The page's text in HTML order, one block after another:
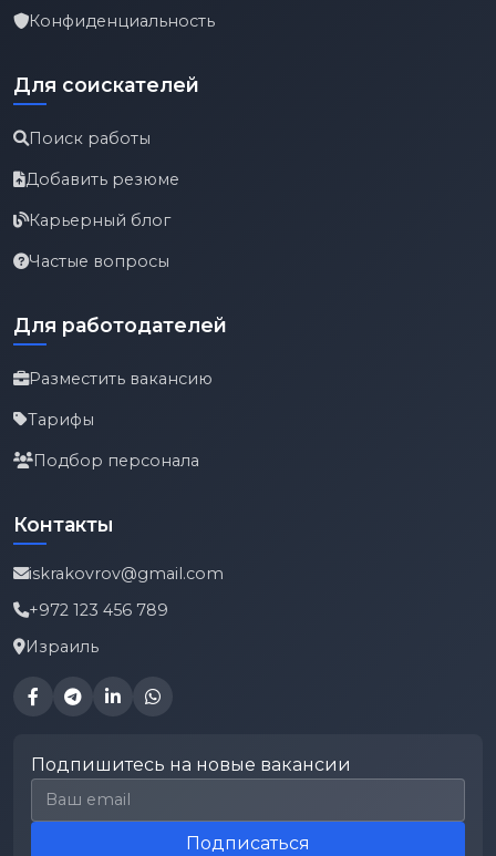
Конфиденциальность
Для соискателей
Поиск работы
Добавить резюме
Карьерный блог
Частые вопросы
Для работодателей
Разместить вакансию
Тарифы
Подбор персонала
Контакты
iskrakovrov@gmail.com
+972 123 456 789
Израиль
Подпишитесь на новые вакансии
Email для подписки
Подписаться